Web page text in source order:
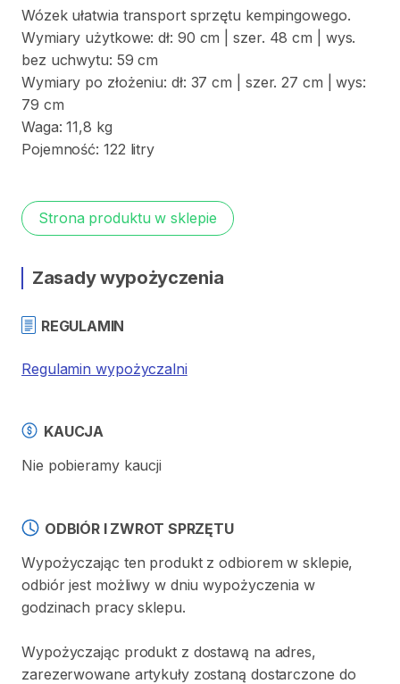
Wózek ułatwia transport sprzętu kempingowego.
Wymiary użytkowe: dł: 90 cm szer. 48 cm
wys.
bez uchwytu: 59 cm
Wymiary po złożeniu: dł: 37 cm szer. 27 cm
wys:
79 cm
Waga: 11​,​8 kg
Pojemność: 122 litry
Strona produktu w sklepie
Zasady wypożyczenia
REGULAMIN
Regulamin wypożyczalni
KAUCJA
Nie pobieramy kaucji
ODBIÓR I ZWROT SPRZĘTU
Wypożyczając ten produkt z odbiorem w sklepie,
odbiór jest możliwy w dniu wypożyczenia w
godzinach pracy sklepu.
Wypożyczając produkt z dostawą na adres,
zarezerwowane artykuły zostaną dostarczone do